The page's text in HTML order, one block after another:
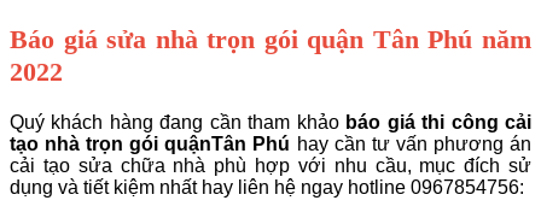
Báo giá sửa nhà trọn gói quận Tân Phú năm
2022
Quý khách hàng đang cần tham khảo báo giá thi công cải
tạo nhà trọn gói quậnTân Phú hay cần tư vấn phương án
cải tạo sửa chữa nhà phù hợp với nhu cầu, mục đích sử
dụng và tiết kiệm nhất hay liên hệ ngay hotline 0967854756: